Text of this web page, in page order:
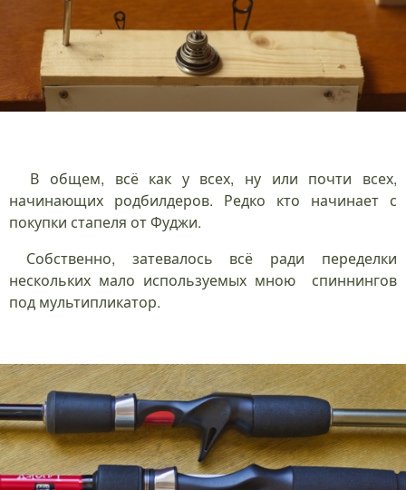
В общем, всё как у всех, ну или почти всех,
начинающих родбилдеров. Редко кто начинает с
покупки стапеля от Фуджи.
Собственно, затевалось всё ради переделки
нескольких мало используемых мною спиннингов
под мультипликатор.